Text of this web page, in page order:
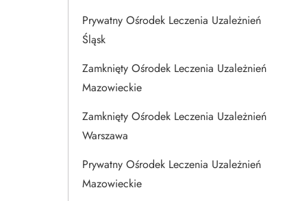
Prywatny Ośrodek Leczenia Uzależnień
Śląsk
Zamknięty Ośrodek Leczenia Uzależnień
Mazowieckie
Zamknięty Ośrodek Leczenia Uzależnień
Warszawa
Prywatny Ośrodek Leczenia Uzależnień
Mazowieckie